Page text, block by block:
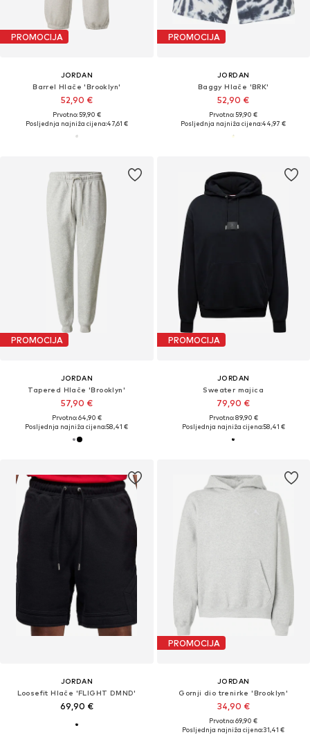
PROMOCIJA
JORDAN
Barrel Hlače 'Brooklyn'
52,90 €
Prvotno: 59,90 €
Posljednja najniža cijena:47,61 €
PROMOCIJA
JORDAN
Baggy Hlače 'BRK'
52,90 €
Prvotno: 59,90 €
Posljednja najniža cijena:44,97 €
PROMOCIJA
JORDAN
Tapered Hlače 'Brooklyn'
57,90 €
Prvotno: 64,90 €
Posljednja najniža cijena:58,41 €
PROMOCIJA
JORDAN
Sweater majica
79,90 €
Prvotno: 89,90 €
Posljednja najniža cijena:58,41 €
JORDAN
Loosefit Hlače 'FLIGHT DMND'
69,90 €
PROMOCIJA
JORDAN
Gornji dio trenirke 'Brooklyn'
34,90 €
Prvotno: 69,90 €
Posljednja najniža cijena:31,41 €